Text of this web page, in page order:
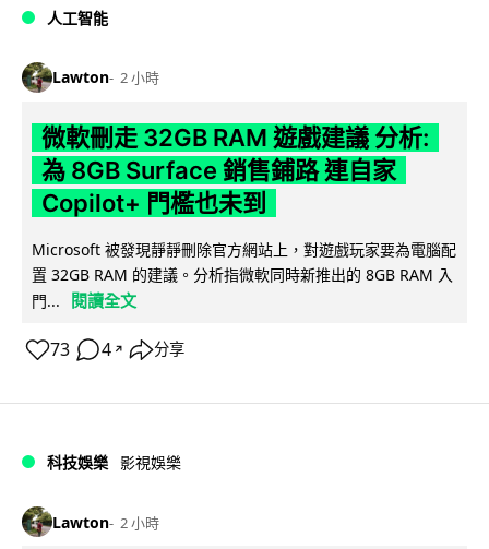
人工智能
Lawton 2 小時
微軟刪走 32GB RAM 遊戲建議 分析:
為 8GB Surface 銷售鋪路 連自家
Copilot+ 門檻也未到
Microsoft 被發現靜靜刪除官方網站上，對遊戲玩家要為電腦配
置 32GB RAM 的建議。分析指微軟同時新推出的 8GB RAM 入
門...
閱讀全文
73 4 ↗ 分享
科技娛樂 影視娛樂
Lawton 2 小時